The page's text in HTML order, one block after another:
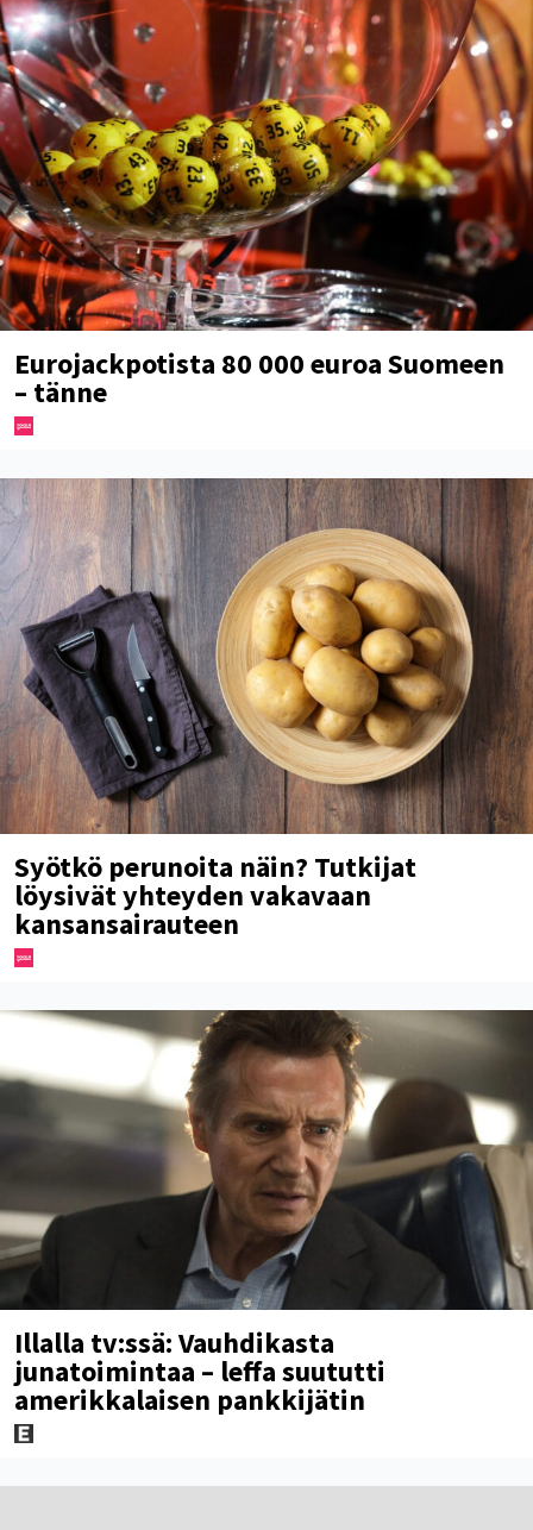
Eurojackpotista 80 000 euroa Suomeen
– tänne
Syötkö perunoita näin? Tutkijat
löysivät yhteyden vakavaan
kansansairauteen
Illalla tv:ssä: Vauhdikasta
junatoimintaa – leffa suututti
amerikkalaisen pankkijätin